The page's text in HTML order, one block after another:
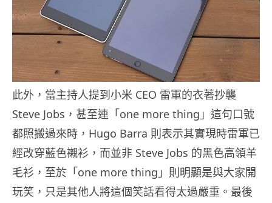
此外，當主持人提到小米 CEO 雷軍的衣著抄襲
Steve Jobs，甚至連「one more thing」這句口號
都照搬過來時，Hugo Barra 則表示其實現時雷軍已
經改穿藍色襯衫，而並非 Steve Jobs 的黑色高領羊
毛衫，至於「one more thing」則明顯是與大家開
玩笑，只是其他人將這個笑話看得太過嚴重。最後